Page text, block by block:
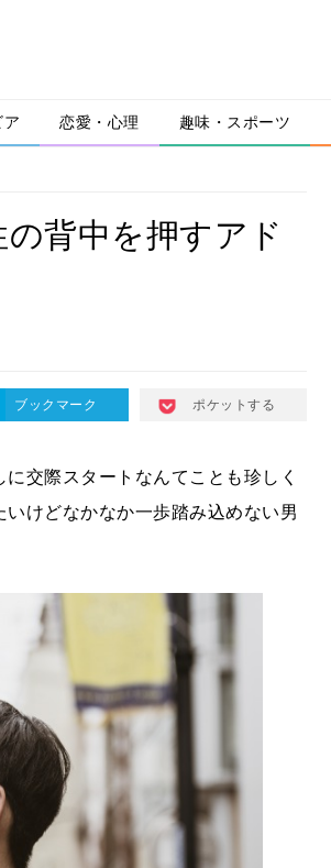
ア 恋愛・心理 趣味・スポーツ
背中を押すアド
ブックマーク ポケットする
交際スタートなんてことも珍しく
けどなかなか一歩踏み込めない男